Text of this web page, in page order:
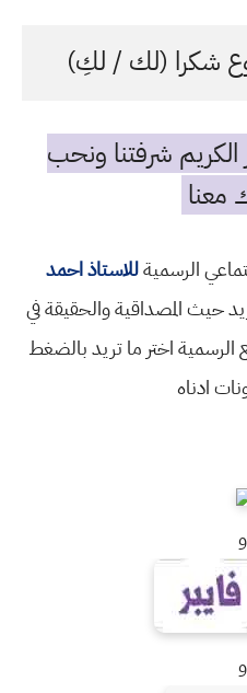
شكرا (لك / لكِ)
شرفتنا ونحب
معنا
الرسميةللاستاذ احمد
حيث المصداقية والحقيقة في
الرسمية اختر ما تريد بالضغط
ادناه